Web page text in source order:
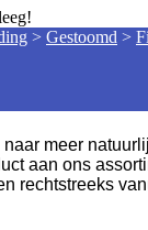
> Gestoomd >
meer
aan ons
rechtstreeks